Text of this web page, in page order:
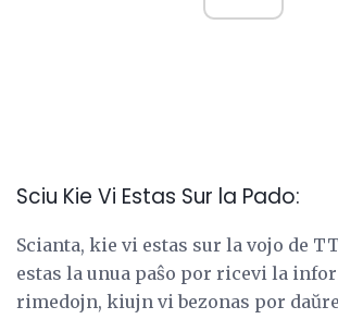
Sciu Kie Vi Estas Sur la Pado:
Scianta, kie vi estas sur la vojo de
estas la unua paŝo por ricevi la
rimedojn, kiujn vi bezonas por